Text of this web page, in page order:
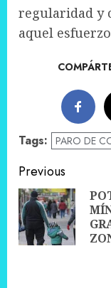
regularidad y
aquel
Tags: PARO DE
Post
navigation
Previous